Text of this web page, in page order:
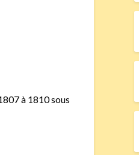
à 1810 sous